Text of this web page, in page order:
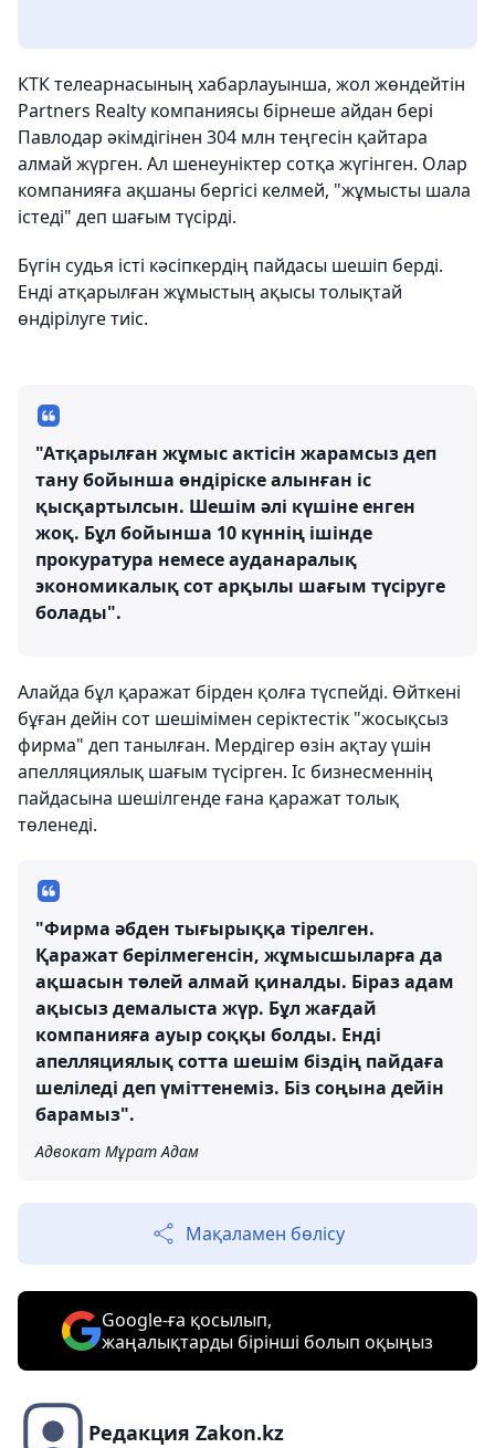
КТК телеарнасының хабарлауынша, жол жөндейтін
Partners Realty компаниясы бірнеше айдан бері
Павлодар әкімдігінен 304 млн теңгесін қайтара
алмай жүрген. Ал шенеуніктер сотқа жүгінген. Олар
компанияға ақшаны бергісі келмей, "жұмысты шала
істеді" деп шағым түсірді.
Бүгін судья істі кәсіпкердің пайдасы шешіп берді.
Енді атқарылған жұмыстың ақысы толықтай
өндірілуге тиіс.
"Атқарылған жұмыс актісін жарамсыз деп
тану бойынша өндіріске алынған іс
қысқартылсын. Шешім әлі күшіне енген
жоқ. Бұл бойынша 10 күннің ішінде
прокуратура немесе ауданаралық
экономикалық сот арқылы шағым түсіруге
болады".
Алайда бұл қаражат бірден қолға түспейді. Өйткені
бұған дейін сот шешімімен серіктестік "жосықсыз
фирма" деп танылған. Мердігер өзін ақтау үшін
апелляциялық шағым түсірген. Іс бизнесменнің
пайдасына шешілгенде ғана қаражат толық
төленеді.
"Фирма әбден тығырыққа тірелген.
Қаражат берілмегенсін, жұмысшыларға да
ақшасын төлей алмай қиналды. Біраз адам
ақысыз демалыста жүр. Бұл жағдай
компанияға ауыр соққы болды. Енді
апелляциялық сотта шешім біздің пайдаға
шеліледі деп үміттенеміз. Біз соңына дейін
барамыз".
Адвокат Мұрат Адам
Мақаламен бөлісу
Google-ға қосылып,
жаңалықтарды бірінші болып оқыңыз
Редакция Zakon.kz